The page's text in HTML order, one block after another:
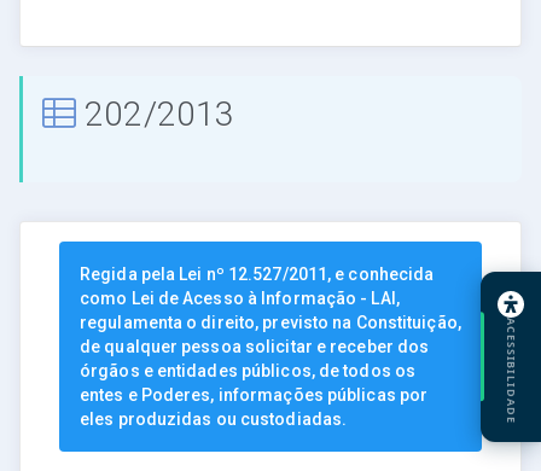
202/2013
Regida pela Lei nº 12.527/2011, e conhecida
como Lei de Acesso à Informação - LAI,
regulamenta o direito, previsto na Constituição,
de qualquer pessoa solicitar e receber dos
órgãos e entidades públicos, de todos os
entes e Poderes, informações públicas por
eles produzidas ou custodiadas.
ACESSIBILIDADE